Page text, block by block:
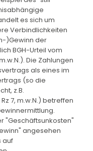
es sich um
Verbindlichkeiten
)Gewinn der
BGH-Urteil vom
m.w.N.). Die Zahlungen
als eines im
(so die
z.B.
7, m.w.N.) betreffen
"Geschäftsunkosten"
angesehen
auf